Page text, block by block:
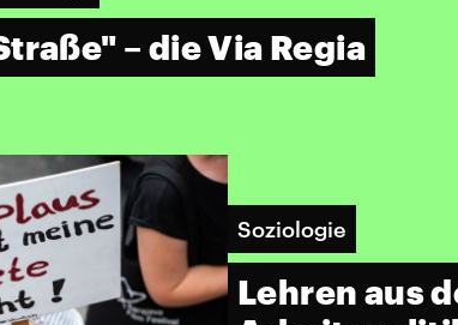
– die Via Regia
Soziologie
Lehren aus